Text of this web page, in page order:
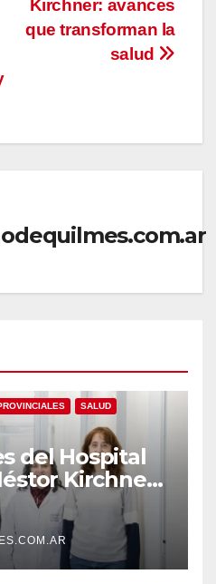
Kirchner: avances
que transforman la
salud
SALUD
del Hospital
Kirchner
estudio
cerebral y las